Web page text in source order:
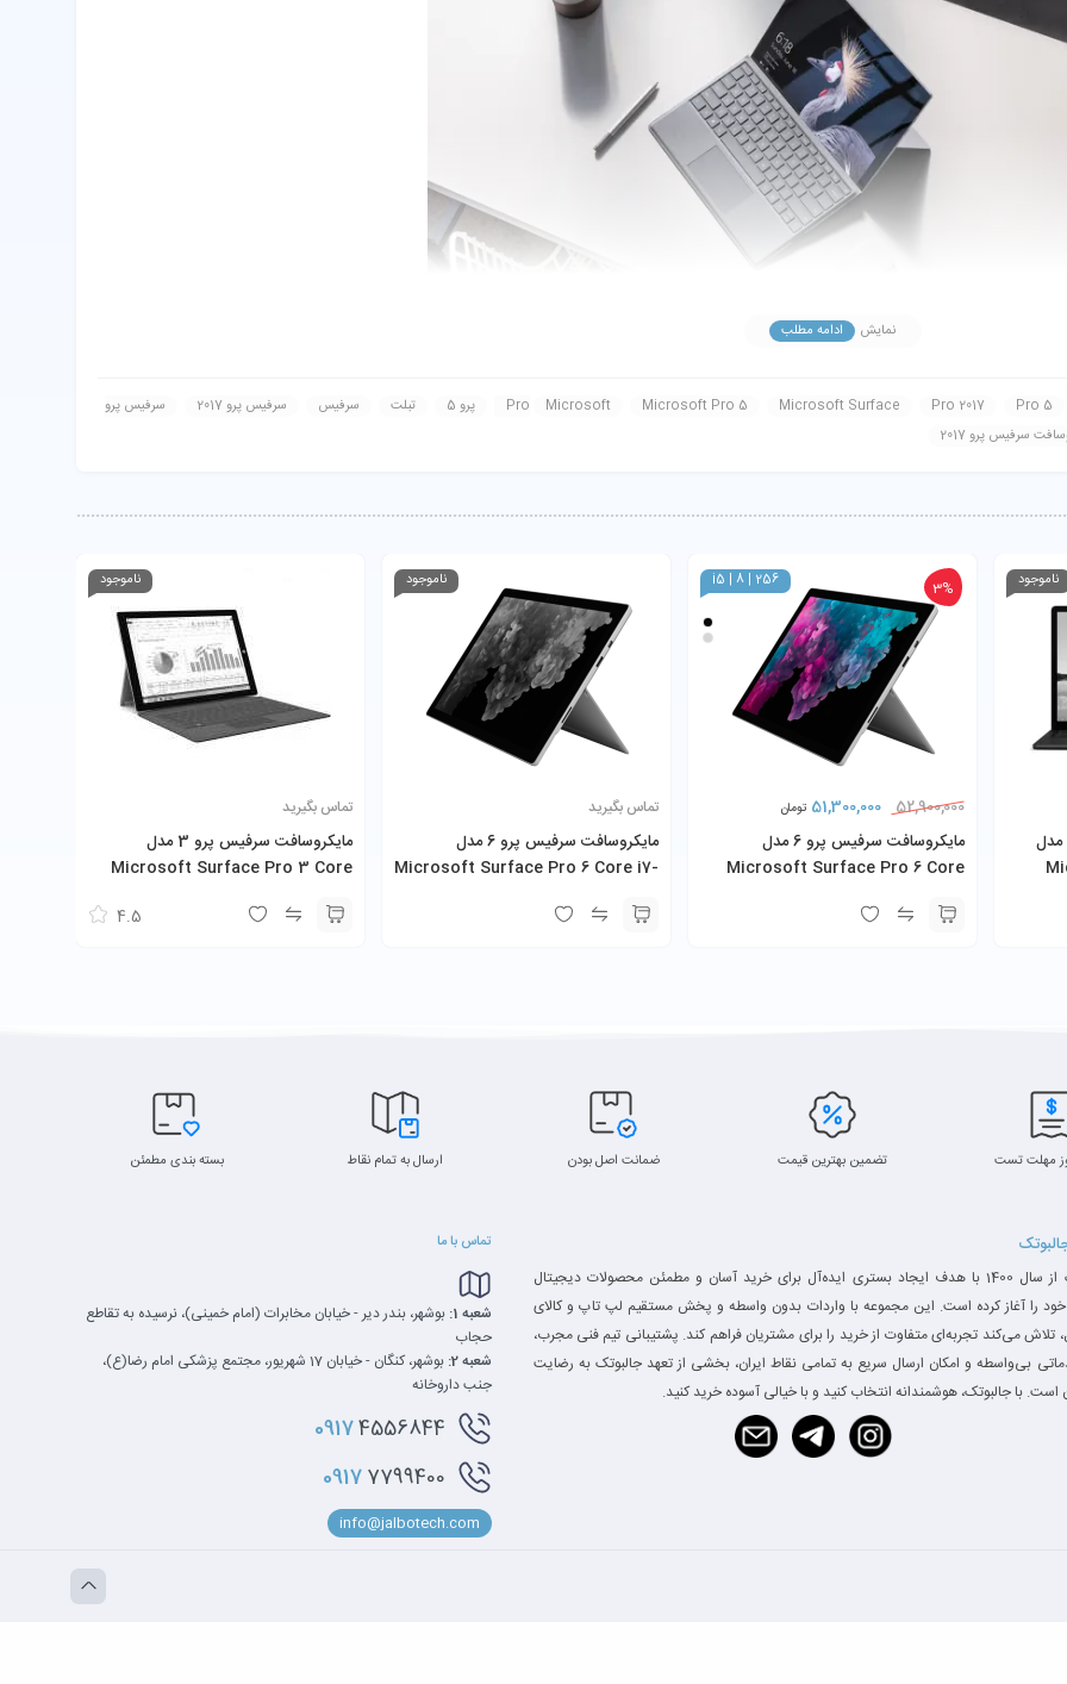
نمایش ادامه مطلب
Microsoft Microsoft Pro 5 Microsoft Surface Pro 2017 Pro 5 پرو 5 تبلت سرفیس سرفیس پرو 2017
سرفیس پرو
سرفیس پرو 2017
ناموجود
مایکروسافت سرفیس لپ تاپ 3 مدل
i5 | 8 | 256 3%
52,900,000
51,300,000 تومان
مایکروسافت سرفیس پرو 6 مدل
Microsoft Surface Pro 6 Core
ناموجود
تماس بگیرید
مایکروسافت سرفیس پرو 6 مدل
Microsoft Surface Pro 6 Core i7-
کیبورد و شارژر
ناموجود
تماس بگیرید
مایکروسافت سرفیس پرو 3 مدل
Microsoft Surface Pro 3 Core
کیبورد و شارژر
4.5
مهلت تست تضمین بهترین قیمت ضمانت اصل بودن ارسال به تمام نقاط بسته بندی مطمئن
جالبوتک از سال 1400 با هدف ایجاد بستری ایده‌آل برای خرید آسان و مطمئن محصولات دیجیتال
را آغاز کرده است. این مجموعه با واردات بدون واسطه و پخش مستقیم لپ تاپ و کالای
تلاش می‌کند تجربه‌ای متفاوت از خرید را برای مشتریان فراهم کند. پشتیبانی تیم فنی مجرب،
بی‌واسطه و امکان ارسال سریع به تمامی نقاط ایران، بخشی از تعهد جالبوتک به رضایت
است. با جالبوتک، هوشمندانه انتخاب کنید و با خیالی آسوده خرید کنید.
تماس با ما
شعبه 1:
بوشهر، بندر دیر - خیابان مخابرات (امام خمینی)، نرسیده به تقاطع
حجاب
شعبه 2:
بوشهر، کنگان - خیابان 17 شهریور، مجتمع پزشکی امام رضا(ع)،
جنب داروخانه
09174556844
09177799400
info@jalbotech.com